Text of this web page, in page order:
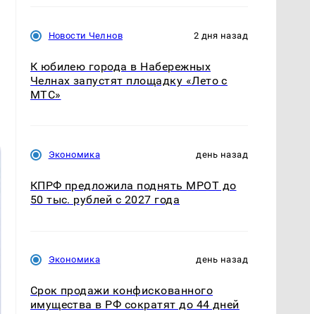
полицейскую
машину напали и
подожгли.
президентов США и
России: Европа?
Новости Челнов 2 дня назад
К юбилею города в Набережных
Челнах запустят площадку «Лето с
МТС»
Экономика день назад
КПРФ предложила поднять МРОТ до
50 тыс. рублей с 2027 года
Экономика день назад
Срок продажи конфискованного
имущества в РФ сократят до 44 дней